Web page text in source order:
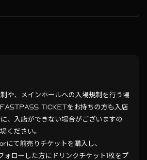
や、メインホールへの入場規制を行う場
TICKETをお持ちの方も入店
、入店ができない場合がございますの
ください。
にて前売りチケットを購入し、
ォローした方にドリンクチケット1枚をプ